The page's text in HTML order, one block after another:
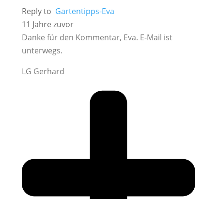
Reply to Gartentipps-Eva
11 Jahre zuvor
Danke für den Kommentar, Eva. E-Mail ist
unterwegs.
LG Gerhard